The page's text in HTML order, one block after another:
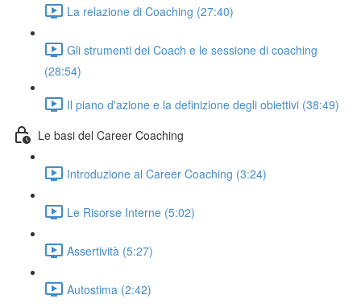
La relazione di Coaching (27:40)
Gli strumenti dei Coach e le sessione di coaching
(28:54)
Il piano d'azione e la definizione degli obiettivi (38:49)
Le basi del Career Coaching
Introduzione al Career Coaching (3:24)
Le Risorse Interne (5:02)
Assertività (5:27)
Autostima (2:42)